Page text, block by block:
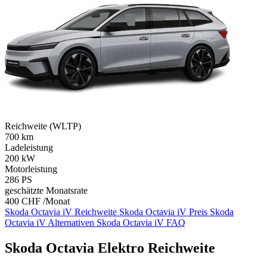
Reichweite (WLTP)
700 km
Ladeleistung
200 kW
Motorleistung
286 PS
geschätzte Monatsrate
400 CHF /Monat
Skoda Octavia iV Reichweite Skoda Octavia iV Preis Skoda
Octavia iV Alternativen Skoda Octavia iV FAQ
Skoda Octavia Elektro Reichweite